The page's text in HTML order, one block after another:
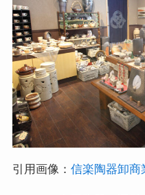
引用画像： 信楽陶器卸商